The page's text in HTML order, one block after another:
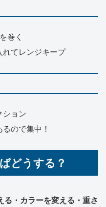
巻く
てレンジキープ
ション
ので集中！
どうする？
る・カラーを変える・重さ